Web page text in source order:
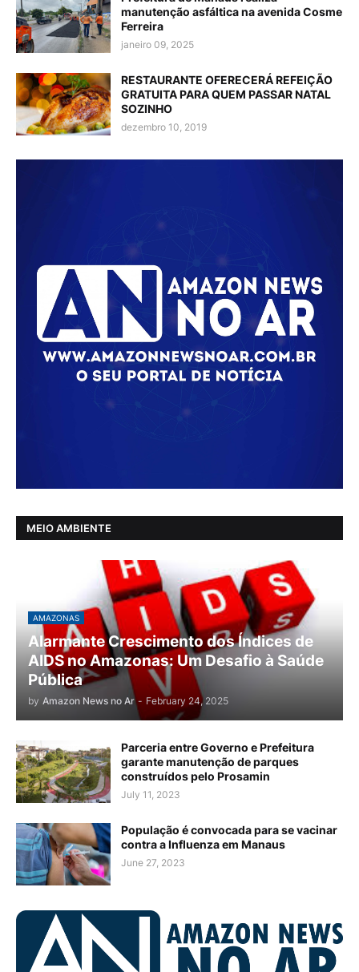
manutenção asfáltica na avenida Cosme
Ferreira
janeiro 09, 2025
RESTAURANTE OFERECERÁ REFEIÇÃO
GRATUITA PARA QUEM PASSAR NATAL
SOZINHO
dezembro 10, 2019
MEIO AMBIENTE
AMAZONAS
Alarmante Crescimento dos Índices de
AIDS no Amazonas: Um Desafio à Saúde
Pública
by Amazon News no Ar - February 24, 2025
Parceria entre Governo e Prefeitura
garante manutenção de parques
construídos pelo Prosamin
July 11, 2023
População é convocada para se vacinar
contra a Influenza em Manaus
June 27, 2023